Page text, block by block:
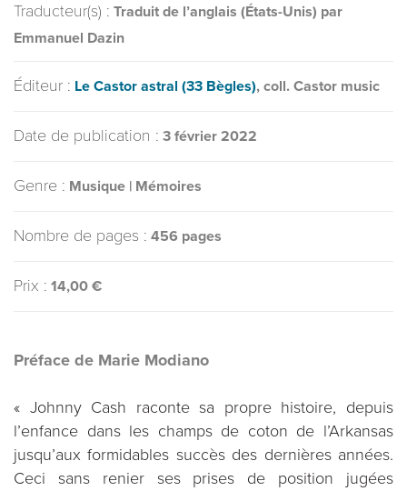
Traducteur(s) : Traduit de l’anglais (États-Unis) par
Emmanuel Dazin
Éditeur : Le Castor astral (33 Bègles), coll. Castor music
Date de publication : 3 février 2022
Genre : Musique | Mémoires
Nombre de pages : 456 pages
Prix : 14,00 €
Préface de Marie Modiano
« Johnny Cash raconte sa propre histoire, depuis
l’enfance dans les champs de coton de l’Arkansas
jusqu’aux formidables succès des dernières années.
Ceci sans renier ses prises de position jugées